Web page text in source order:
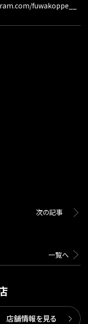
fuwakoppe__
次の記事
一覧へ
店舗情報を見る